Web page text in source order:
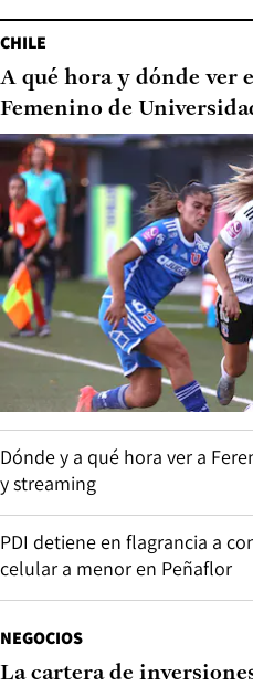
CHILE
A qué hora y dónde ver
Femenino de
Dónde y a qué hora ver a
y streaming
PDI detiene en flagrancia a
celular a menor en Peñaflor
NEGOCIOS
La cartera de